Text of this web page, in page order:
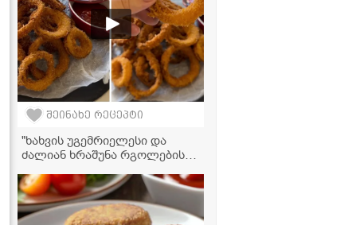
შეინახე რეცეპტი
"ხახვის უგემრიელესი და
ძალიან ხრაშუნა რგოლების
მარტივად მზადდება!" -
ვიდეორეცეპტი